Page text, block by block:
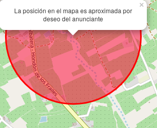
La posición en el mapa es aproximada por
deseo del anunciante
×